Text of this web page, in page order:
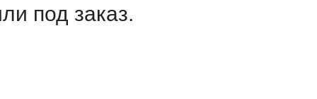
под заказ.